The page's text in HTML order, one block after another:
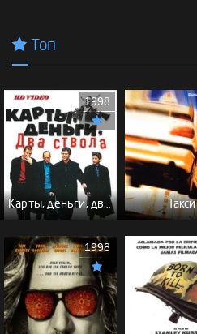
Топ
Карты, деньги, два ствола - (Перевод Гоблина)
1998
Такси
1998